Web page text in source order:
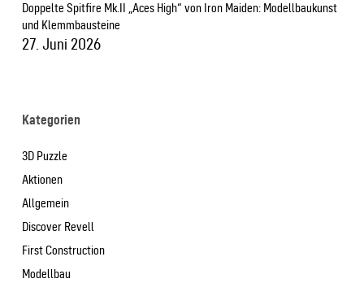
Doppelte Spitfire Mk.II „Aces High“ von Iron Maiden: Modellbaukunst
und Klemmbausteine
27. Juni 2026
Kategorien
3D Puzzle
Aktionen
Allgemein
Discover Revell
First Construction
Modellbau